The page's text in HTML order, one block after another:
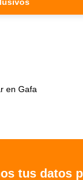
en Gafa
tus datos